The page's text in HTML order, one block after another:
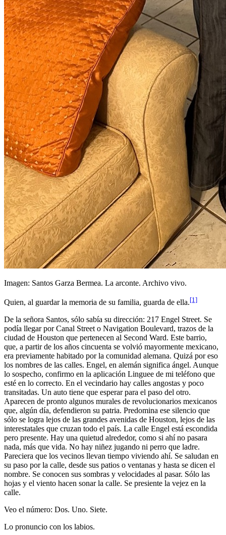
Imagen: Santos Garza Bermea. La arconte. Archivo vivo.
Quien, al guardar la memoria de su familia, guarda de ella.[1]
De la señora Santos, sólo sabía su dirección: 217 Engel Street. Se
podía llegar por Canal Street o Navigation Boulevard, trazos de la
ciudad de Houston que pertenecen al Second Ward. Este barrio,
que, a partir de los años cincuenta se volvió mayormente mexicano,
era previamente habitado por la comunidad alemana. Quizá por eso
los nombres de las calles. Engel, en alemán significa ángel. Aunque
lo sospecho, confirmo en la aplicación Linguee de mi teléfono que
esté en lo correcto. En el vecindario hay calles angostas y poco
transitadas. Un auto tiene que esperar para el paso del otro.
Aparecen de pronto algunos murales de revolucionarios mexicanos
que, algún día, defendieron su patria. Predomina ese silencio que
sólo se logra lejos de las grandes avenidas de Houston, lejos de las
interestatales que cruzan todo el país. La calle Engel está escondida
pero presente. Hay una quietud alrededor, como si ahí no pasara
nada, más que vida. No hay niñez jugando ni perro que ladre.
Pareciera que los vecinos llevan tiempo viviendo ahí. Se saludan en
su paso por la calle, desde sus patios o ventanas y hasta se dicen el
nombre. Se conocen sus sombras y velocidades al pasar. Sólo las
hojas y el viento hacen sonar la calle. Se presiente la vejez en la
calle.
Veo el número: Dos. Uno. Siete.
Lo pronuncio con los labios.